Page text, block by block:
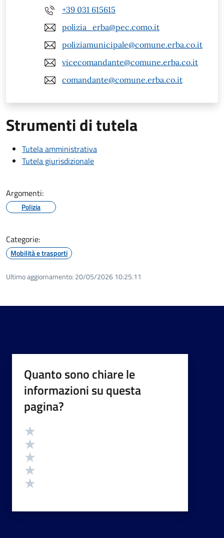
+39 031 615615
polizia_erba@pec.como.it
poliziamunicipale@comune.erba.co.it
vicecomandante@comune.erba.co.it
comandante@comune.erba.co.it
Strumenti di tutela
Tutela amministrativa
Tutela giurisdizionale
Argomenti:
Polizia
Categorie:
Mobilità e trasporti
Ultimo aggiornamento: 20/05/2026 10:25.11
Quanto sono chiare le
informazioni su questa
pagina?
Valutazione